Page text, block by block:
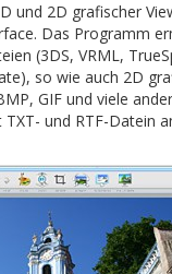
und 2D grafischer
Das Programm
(3DS, VRML,
so wie auch 2D
GIF und viele
und RTF-Datein